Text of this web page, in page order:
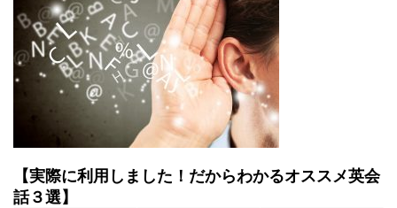
【実際に利用しました！だからわかるオススメ英会
話３選】